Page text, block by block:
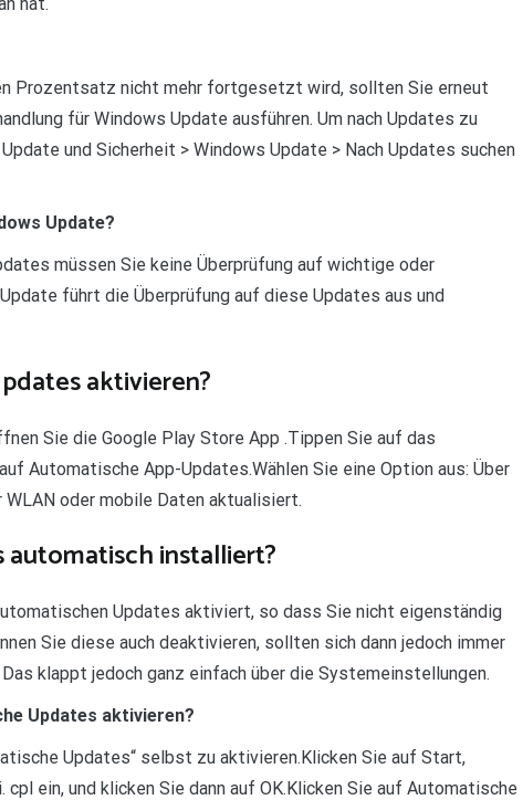
Prozentsatz nicht mehr fortgesetzt wird, sollten Sie erneut
für Windows Update ausführen. Um nach Updates zu
und Sicherheit > Windows Update > Nach Updates suchen
Update?
müssen Sie keine Überprüfung auf wichtige oder
führt die Überprüfung auf diese Updates aus und
aktivieren?
Sie die Google Play Store App .Tippen Sie auf das
Automatische App-Updates.Wählen Sie eine Option aus: Über
oder mobile Daten aktualisiert.
automatisch installiert?
Updates aktiviert, so dass Sie nicht eigenständig
Sie diese auch deaktivieren, sollten sich dann jedoch immer
klappt jedoch ganz einfach über die Systemeinstellungen.
Updates aktivieren?
Updates“ selbst zu aktivieren.Klicken Sie auf Start,
ein, und klicken Sie dann auf OK.Klicken Sie auf Automatische